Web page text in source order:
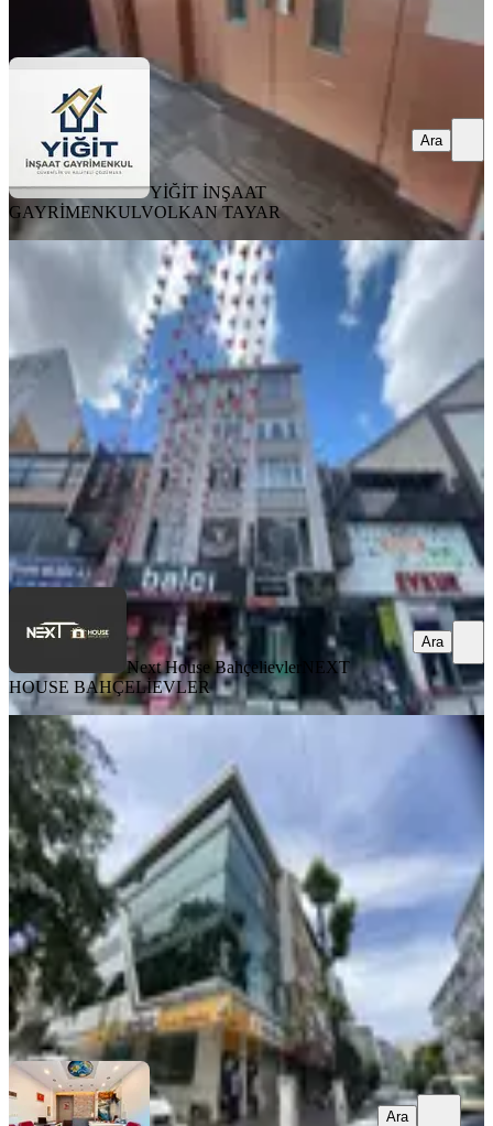
YİĞİT İNŞAAT
GAYRİMENKULVOLKAN TAYAR
Ara
Next House'dansefaköy Merkezde 2.
Kat, 3+1 170 M² Kiralık Ofis
İstanbul, Küçükçekmece
1 Oda·171 m²·2. Kat· 27.07.2026
25.000 ₺
Next House Bahçelievler NEXT HOUSE BAHÇELİEVLER
Ara
Next House Bahçelievler
NEXT
HOUSE BAHÇELİEVLER
Ara
G.osmanpaşa Küçükköy'de 244m²
Kiralık Ofis Katları Yeni Bina
İstanbul, Gaziosmanpaşa
1 Oda·245 m²·3. Kat ·26.07.2026
125.000 ₺
Ali Topal GayrimenkulAli Topal
Ara
Ara